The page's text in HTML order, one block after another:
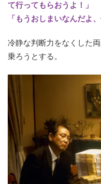
て行ってもらおうよ！」
「もうおしまいなんだよ、
冷静な判断力をなくした
乗ろうとする。